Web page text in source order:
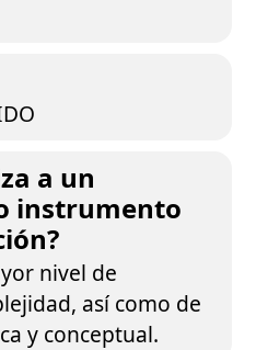
a un
instrumento
nivel de
así como de
y conceptual.